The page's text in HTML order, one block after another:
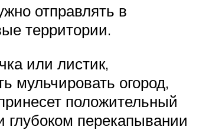
отправлять в
территории.
или листик,
мульчировать огород,
положительный
перекапывании